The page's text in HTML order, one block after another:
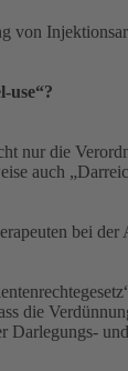
von
use“?
nur die
auch
bei
die
Darlegungs-